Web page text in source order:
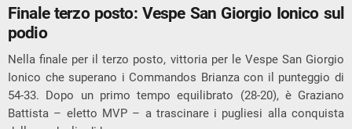
Finale terzo posto: Vespe San Giorgio Ionico sul
podio
Nella finale per il terzo posto, vittoria per le Vespe San Giorgio
Ionico che superano i Commandos Brianzacon il punteggio di
54-33. Dopo un primo tempo equilibrato (28-20), è Graziano
Battista – eletto MVP – a trascinare i pugliesi alla conquista